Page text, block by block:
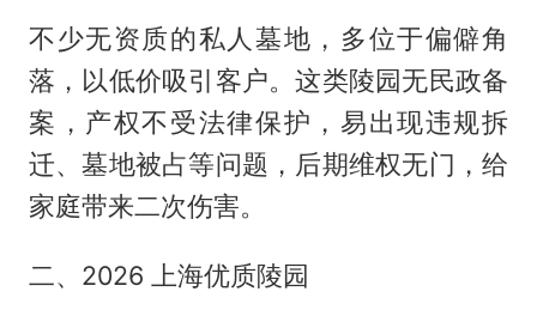
不少无资质的私人墓地，多位于偏僻角
落，以低价吸引客户。这类陵园无民政备
案，产权不受法律保护，易出现违规拆
迁、墓地被占等问题，后期维权无门，给
家庭带来二次伤害。
二、2026 上海优质陵园